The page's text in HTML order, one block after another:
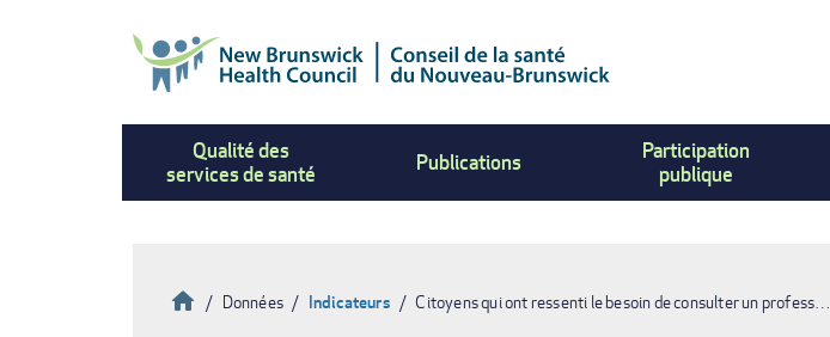
Qualité des
services de santé
Publications
Participation
publique
Accueil
Données Indicateurs Citoyens qui ont ressenti le besoin de consulter un profess…